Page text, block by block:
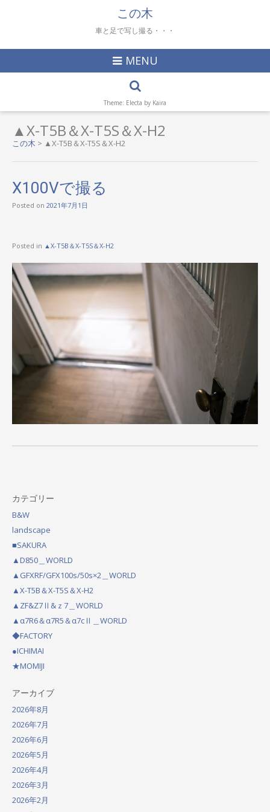
この木
車と足で写し撮る・・・
MENU
Theme: Electa by Kaira
▲X-T5B＆X-T5S＆X-H2
この木 > ▲X-T5B＆X-T5S＆X-H2
X100Vで撮る
Posted on 2021年7月1日
Posted in ▲X-T5B＆X-T5S＆X-H2
カテゴリー
B&W
landscape
■SAKURA
▲D850＿WORLD
▲GFXRF/GFX100s/50s×2＿WORLD
▲X-T5B＆X-T5S＆X-H2
▲ZF&Z7Ⅱ&ｚ7＿WORLD
▲α7R6＆α7R5＆α7cⅡ＿WORLD
◆FACTORY
●ICHIMAI
★MOMIJI
アーカイブ
2026年8月
2026年7月
2026年6月
2026年5月
2026年4月
2026年3月
2026年2月